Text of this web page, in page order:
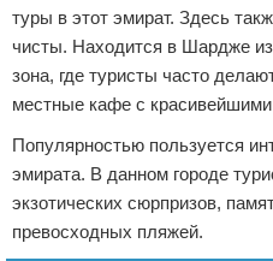
туры в этот эмират. Здесь
чисты. Находится в Шардже
зона, где туристы часто
местные кафе с
Популярностью пользуется
эмирата. В данном городе
экзотических сюрпризов,
превосходных пляжей.